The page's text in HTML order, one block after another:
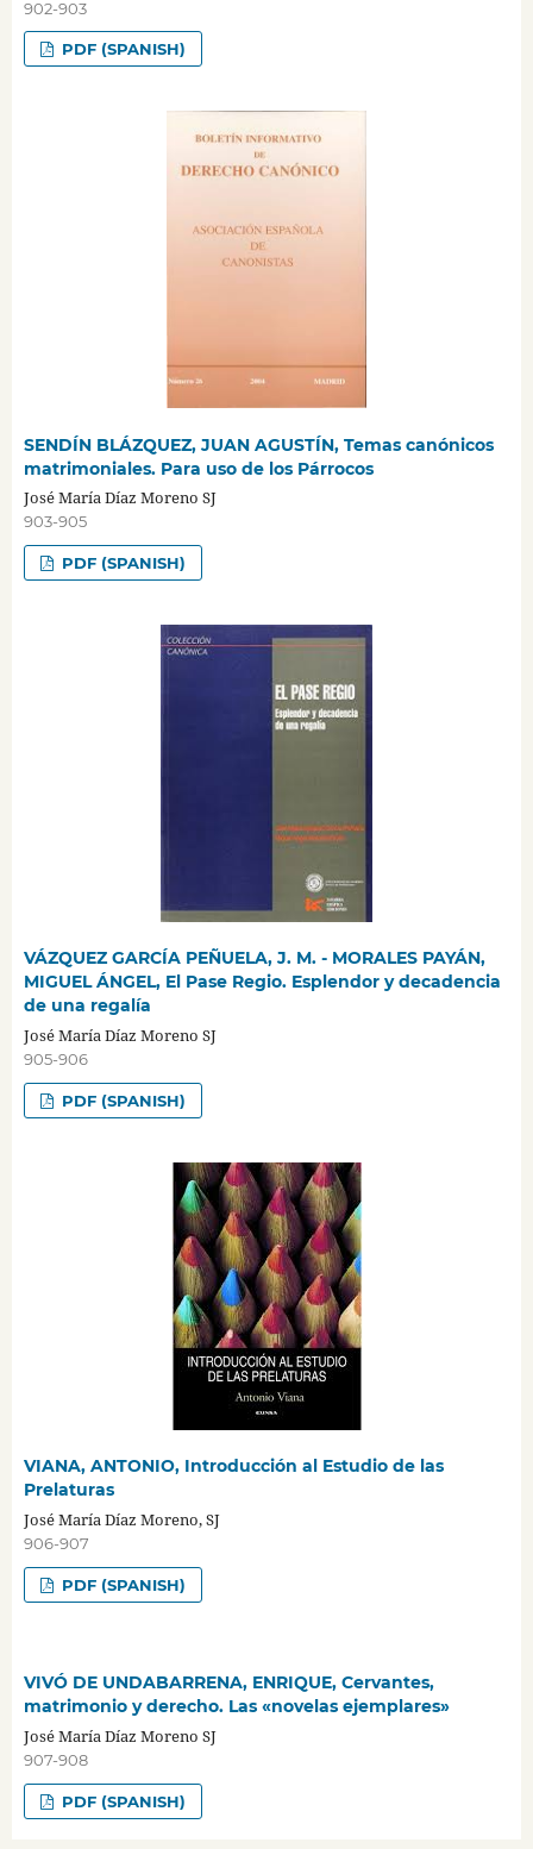
902-903
PDF (SPANISH)
SENDÍN BLÁZQUEZ, JUAN AGUSTÍN, Temas canónicos
matrimoniales. Para uso de los Párrocos
José María Díaz Moreno SJ
903-905
PDF (SPANISH)
VÁZQUEZ GARCÍA PEÑUELA, J. M. - MORALES PAYÁN,
MIGUEL ÁNGEL, El Pase Regio. Esplendor y decadencia
de una regalía
José María Díaz Moreno SJ
905-906
PDF (SPANISH)
VIANA, ANTONIO, Introducción al Estudio de las
Prelaturas
José María Díaz Moreno, SJ
906-907
PDF (SPANISH)
VIVÓ DE UNDABARRENA, ENRIQUE, Cervantes,
matrimonio y derecho. Las «novelas ejemplares»
José María Díaz Moreno SJ
907-908
PDF (SPANISH)